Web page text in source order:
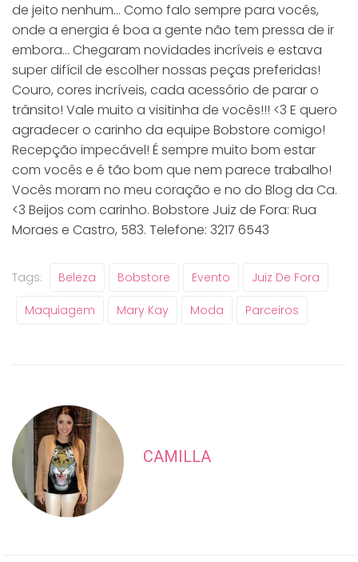
de jeito nenhum… Como falo sempre para vocês,
onde a energia é boa a gente não tem pressa de ir
embora… Chegaram novidades incríveis e estava
super difícil de escolher nossas peças preferidas!
Couro, cores incríveis, cada acessório de parar o
trânsito! Vale muito a visitinha de vocês!!! <3 E quero
agradecer o carinho da equipe Bobstore comigo!
Recepção impecável! É sempre muito bom estar
com vocês e é tão bom que nem parece trabalho!
Vocês moram no meu coração e no do Blog da Ca.
<3 Beijos com carinho. Bobstore Juiz de Fora: Rua
Moraes e Castro, 583. Telefone: 3217 6543
Tags: Beleza Bobstore Evento Juiz De Fora
Maquiagem Mary Kay Moda Parceiros
CAMILLA